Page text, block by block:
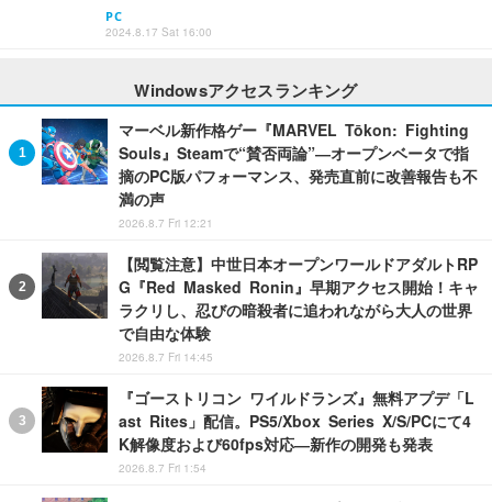
PC
2024.8.17 Sat 16:00
Windowsアクセスランキング
マーベル新作格ゲー『MARVEL Tōkon: Fighting
Souls』Steamで“賛否両論”―オープンベータで指
摘のPC版パフォーマンス、発売直前に改善報告も不
満の声
2026.8.7 Fri 12:21
【閲覧注意】中世日本オープンワールドアダルトRP
G『Red Masked Ronin』早期アクセス開始！キャ
ラクリし、忍びの暗殺者に追われながら大人の世界
で自由な体験
2026.8.7 Fri 14:45
『ゴーストリコン ワイルドランズ』無料アプデ「L
ast Rites」配信。PS5/Xbox Series X/S/PCにて4
K解像度および60fps対応―新作の開発も発表
2026.8.7 Fri 1:54